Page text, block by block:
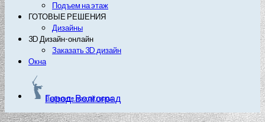
Подъем на этаж
ГОТОВЫЕ РЕШЕНИЯ
Дизайны
3D Дизайн-онлайн
Заказать 3D дизайн
Окна
Город: Волгоград
Выберите другой город